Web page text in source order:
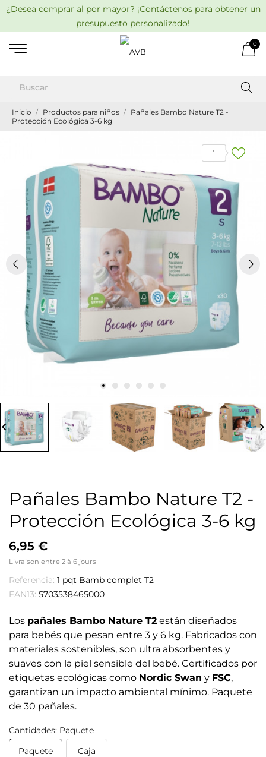
¿Desea comprar al por mayor? ¡Contáctenos para obtener un
presupuesto personalizado!
0
Inicio Productos para niños
Pañales Bambo Nature T2 -
Protección Ecológica 3-6 kg
1
Pañales Bambo Nature T2 -
Protección Ecológica 3-6 kg
6,95 €
Livraison entre 2 à 6 jours
Referencia: 1 pqt Bamb complet T2
EAN13: 5703538465000
Los pañales Bambo Nature T2 están diseñados
para bebés que pesan entre 3 y 6 kg. Fabricados con
materiales sostenibles, son ultra absorbentes y
suaves con la piel sensible del bebé. Certificados por
etiquetas ecológicas como Nordic Swan y FSC,
garantizan un impacto ambiental mínimo. Paquete
de 30 pañales.
Cantidades: Paquete
Paquete
Caja